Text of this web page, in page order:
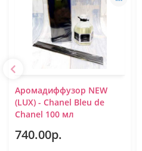
Аромадиффузор NEW
(LUX) - Chanel Bleu de
Chanel 100 мл
740.00р.